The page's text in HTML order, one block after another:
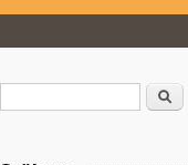
Search